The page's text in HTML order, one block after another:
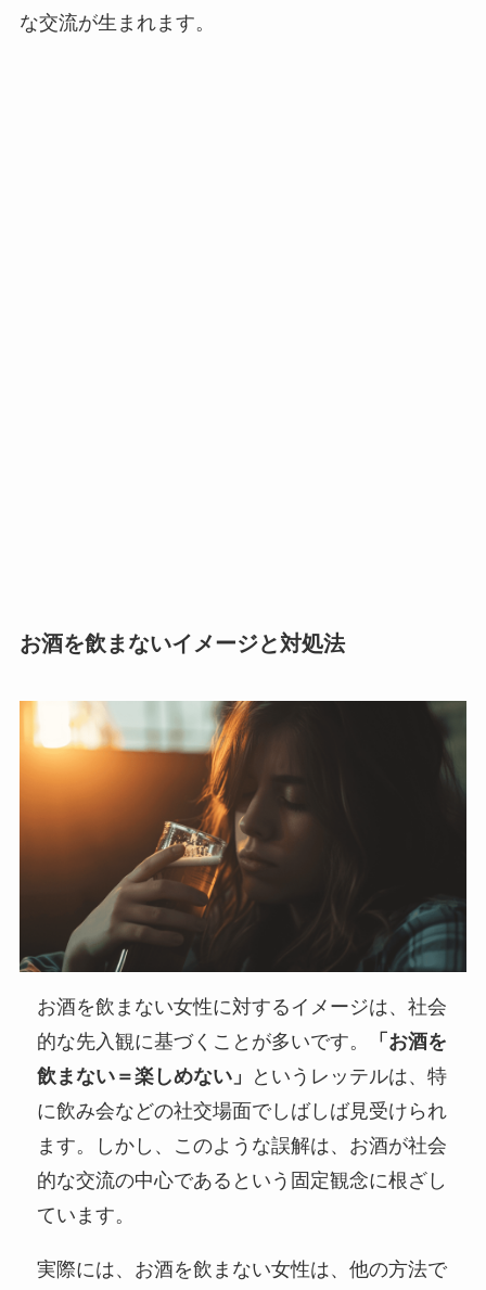
な交流が生まれます。
お酒を飲まないイメージと対処法
お酒を飲まない女性に対するイメージは、社会
的な先入観に基づくことが多いです。
「お酒を
飲まない＝楽しめない」
というレッテルは、特
に飲み会などの社交場面でしばしば見受けられ
ます。しかし、このような誤解は、お酒が社会
的な交流の中心であるという固定観念に根ざし
ています。
実際には、お酒を飲まない女性は、他の方法で